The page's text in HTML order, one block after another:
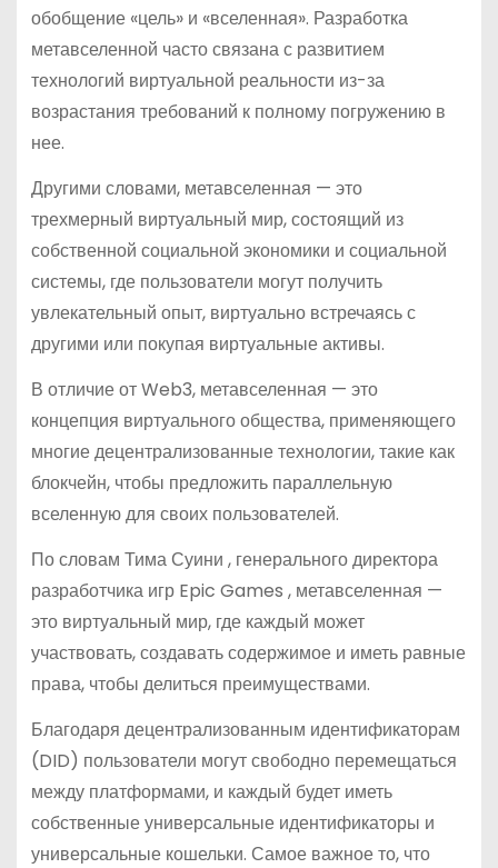
обобщение «цель» и «вселенная». Разработка
метавселенной часто связана с развитием
технологий виртуальной реальности из-за
возрастания требований к полному погружению в
нее.
Другими словами, метавселенная — это
трехмерный виртуальный мир, состоящий из
собственной социальной экономики и социальной
системы, где пользователи могут получить
увлекательный опыт, виртуально встречаясь с
другими или покупая виртуальные активы.
В отличие от Web3, метавселенная — это
концепция виртуального общества, применяющего
многие децентрализованные технологии, такие как
блокчейн, чтобы предложить параллельную
вселенную для своих пользователей.
По словам Тима Суини , генерального директора
разработчика игр Epic Games , метавселенная —
это виртуальный мир, где каждый может
участвовать, создавать содержимое и иметь равные
права, чтобы делиться преимуществами.
Благодаря децентрализованным идентификаторам
(DID) пользователи могут свободно перемещаться
между платформами, и каждый будет иметь
собственные универсальные идентификаторы и
универсальные кошельки. Самое важное то, что